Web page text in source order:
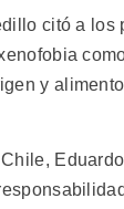
citó a los
y